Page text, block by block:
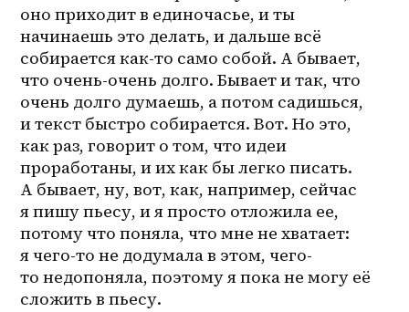
оно приходит в единочасье, и ты
начинаешь это делать, и дальше всё
собирается как-то само собой. А бывает,
что очень-очень долго. Бывает и так, что
очень долго думаешь, а потом садишься,
и текст быстро собирается. Вот. Но это,
как раз, говорит о том, что идеи
проработаны, и их как бы легко писать.
А бывает, ну, вот, как, например, сейчас
я пишу пьесу, и я просто отложила ее,
потому что поняла, что мне не хватает:
я чего-то не додумала в этом, чего-
то недопоняла, поэтому я пока не могу её
сложить в пьесу.